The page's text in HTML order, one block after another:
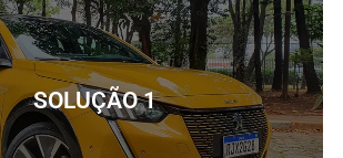
SOLUÇÃO 1